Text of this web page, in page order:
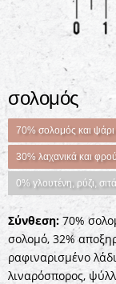
σολομός
70% σολομός και ψάρι
30% λαχανικά και
0% γλουτένη, ρύζι,
Σύνθεση: 70%
σολομό, 32%
ραφιναρισμένο
λιναρόσπορος,